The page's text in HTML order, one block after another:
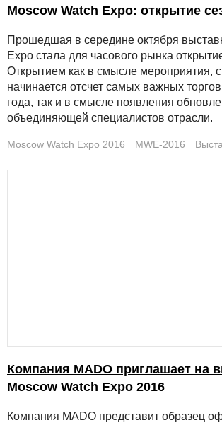
Moscow Watch Expo: открытие
Прошедшая в середине октября
Expo стала для часового рынка
Открытием как в смысле мероприятия, с
начинается отсчет самых важных
года, так и в смысле появления
объединяющей специалистов отрасли.
Moscow Watch Expo 2016 MWE-2016
Компания MADO приглашает на
Moscow Watch Expo 2016
Компания MADO представит образец